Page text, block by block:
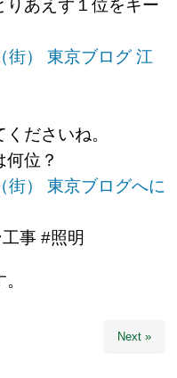
あえず１位をキー
ださいね。
位？
に
事 #照明
Next »